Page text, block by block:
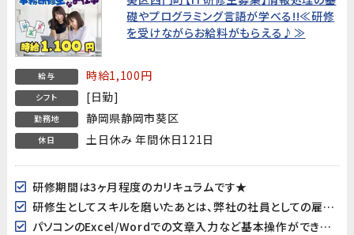
礎やプログラミング言語が学べる!!≪研修
を受けながらお給料がもらえる♪≫
給与 時給1,100円
シフト [日勤]
勤務地 静岡県静岡市葵区
休日 土日休み 年間休日121日
研修期間は3ヶ月程度のカリキュラムです★
研修生としてスキルを磨いたあとは、弊社の社員としての雇用のチャンスがあります♪
パソコンのExcel/Wordでの文章入力など基本操作ができればOK!